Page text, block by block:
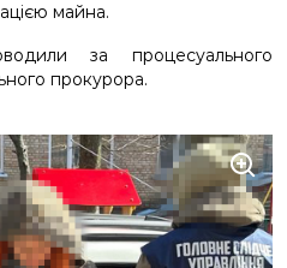
майна.
за процесуального
прокурора.